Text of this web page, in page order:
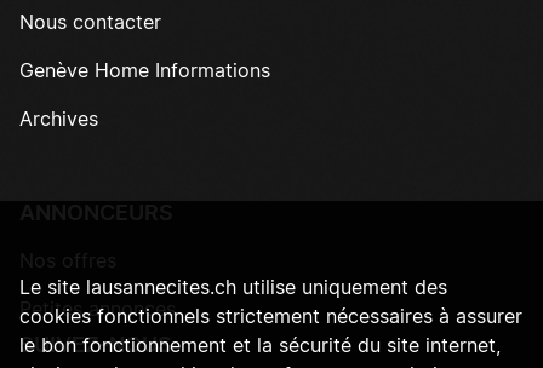
Nous contacter
Genève Home Informations
Archives
Petites annonces
SUIVEZ-NOUS
Le site lausannecites.ch utilise uniquement des
cookies fonctionnels strictement nécessaires à assurer
le bon fonctionnement et la sécurité du site internet,